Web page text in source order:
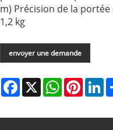
m) Précision de la portée
1,2 kg
envoyer une demande
Facebook
X WhatsApp